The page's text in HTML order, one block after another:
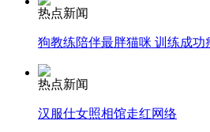
消防员救轻生者 花炮节热闹非
热点新闻
狗教练陪伴最胖猫咪 训练成功
热点新闻
汉服仕女照相馆走红网络